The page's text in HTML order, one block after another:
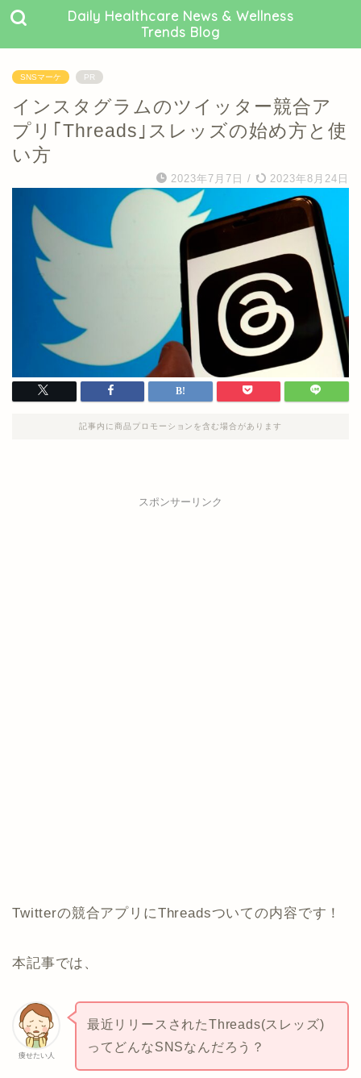
Daily Healthcare News & Wellness
Trends Blog
SNSマーケ PR
インスタグラムのツイッター競合ア
プリ｢Threads｣スレッズの始め方と使
い方
2023年7月7日 / 2023年8月24日
記事内に商品プロモーションを含む場合があります
スポンサーリンク
Twitterの競合アプリにThreadsついての内容です！
本記事では、
痩せたい人
最近リリースされたThreads(スレッズ)
ってどんなSNSなんだろう？